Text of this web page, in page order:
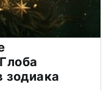
зодиака